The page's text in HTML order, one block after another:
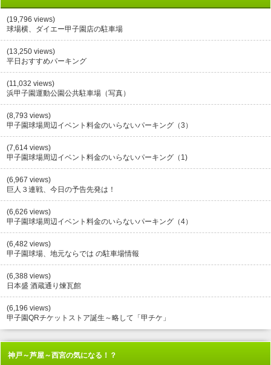
(19,796 views)
球場横、ダイエー甲子園店の駐車場
(13,250 views)
平日おすすめパーキング
(11,032 views)
浜甲子園運動公園公共駐車場（写真）
(8,793 views)
甲子園球場周辺イベント料金のいらないパーキング（3）
(7,614 views)
甲子園球場周辺イベント料金のいらないパーキング（1)
(6,967 views)
巨人３連戦、今日の予告先発は！
(6,626 views)
甲子園球場周辺イベント料金のいらないパーキング（4）
(6,482 views)
甲子園球場、地元ならでは の駐車場情報
(6,388 views)
日本盛 酒蔵通り煉瓦館
(6,196 views)
甲子園QRチケットストア誕生～略して「甲チケ」
神戸～芦屋～西宮の気になる！？